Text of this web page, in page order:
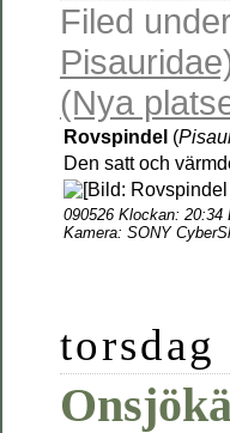
Filed
(Nya
Rovspindel (
Den satt och
090526 Klockan:
Kamera: SONY
torsdag